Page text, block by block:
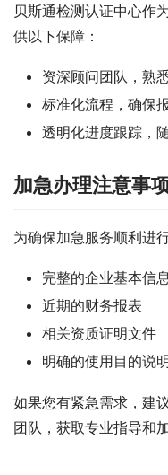
贝斯通检测认证中心作
供以下保障：
资深顾问团队，熟
标准化流程，确保
透明化进度跟踪，
加急办理注意事
为确保加急服务顺利进
完整的企业基本信息
近期的财务报表
相关资质证明文件
明确的使用目的说
如果您有紧急需求，建
团队，获取专业指导和